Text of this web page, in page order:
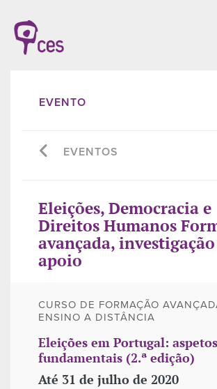
EVENTO
EVENTOS
Eleições, Democracia e
Direitos Humanos
avançada,
apoio
CURSO DE FORMAÇÃO
ENSINO A DISTÂNCIA
Eleições em Portugal: aspetos
fundamentais (2.ª edição)
Até 31 de julho de 2020